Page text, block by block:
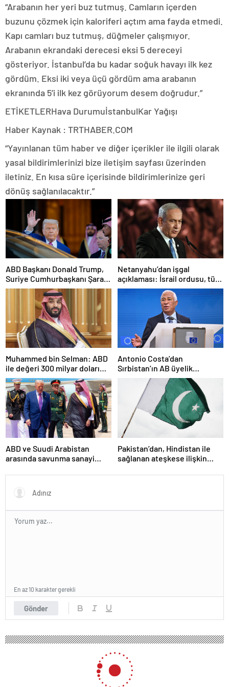
“Arabanın her yeri buz tutmuş. Camların içerden
buzunu çözmek için kaloriferi açtım ama fayda etmedi.
Kapı camları buz tutmuş, düğmeler çalışmıyor.
Arabanın ekrandaki derecesi eksi 5 dereceyi
gösteriyor. İstanbul’da bu kadar soğuk havayı ilk kez
gördüm. Eksi iki veya üçü gördüm ama arabanın
ekranında 5’i ilk kez görüyorum desem doğrudur.”
ETİKETLERHava DurumuİstanbulKar Yağışı
Haber Kaynak : TRTHABER.COM
“Yayınlanan tüm haber ve diğer içerikler ile ilgili olarak
yasal bildirimlerinizi bize iletişim sayfası üzerinden
iletiniz. En kısa süre içerisinde bildirimlerinize geri
dönüş sağlanılacaktır.”
ABD Başkanı Donald Trump,
Suriye Cumhurbaşkanı Şara
ile görüşecek
Netanyahu’dan işgal
açıklaması: İsrail ordusu, tüm
gücüyle Gazze’ye girecek
Muhammed bin Selman: ABD
ile değeri 300 milyar doları
aşan anlaşmalar imzaladık
Antonio Costa’dan
Sırbistan’ın AB üyelik
sürecine ilişkin açıklama
ABD ve Suudi Arabistan
arasında savunma sanayi
Pakistan’dan, Hindistan ile
sağlanan ateşkese ilişkin
Gönder
En az 10 karakter gerekli